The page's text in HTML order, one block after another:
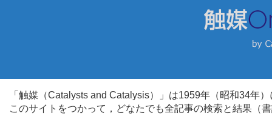
「触媒（Catalysts and Catalysis）」は1959年（昭和34年
このサイトをつかって，どなたでも全記事の検索と結果（